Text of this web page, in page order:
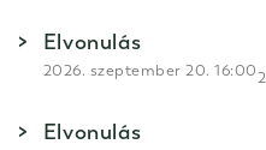
Elvonulás
2026. szeptember 20. 16:00
Elvonulás